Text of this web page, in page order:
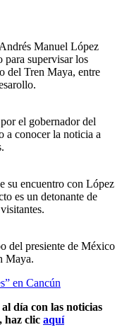
Manuel López
para supervisar los
del Tren Maya, entre
el gobernador del
a conocer la noticia a
su encuentro con López
es un detonante de
del presiente de México
Maya.
en Cancún
día con las noticias
haz clic aquí